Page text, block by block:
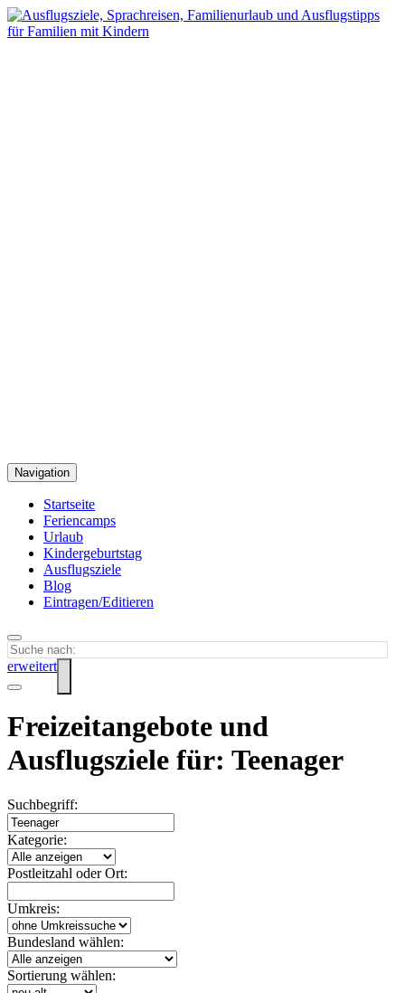
Navigation
Startseite
Feriencamps
Urlaub
Kindergeburtstag
Ausflugsziele
Blog
Eintragen/Editieren
erweitert
Freizeitangebote und
Ausflugsziele für: Teenager
Suchbegriff:
Kategorie:
Postleitzahl oder Ort:
Umkreis:
Bundesland wählen:
Sortierung wählen: